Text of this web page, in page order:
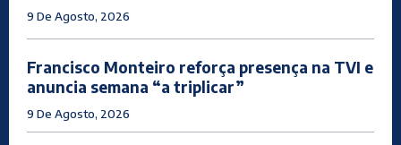
9 De Agosto, 2026
Francisco Monteiro reforça presença na TVI e
anuncia semana “a triplicar”
9 De Agosto, 2026